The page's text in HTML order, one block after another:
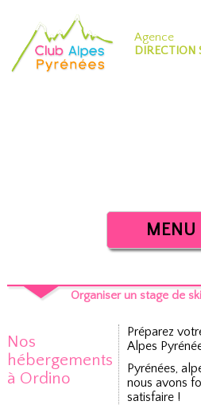
Agence
DIRECTION
MENU
Organiser un stage de
Nos
hébergements
à Ordino
Préparez
Alpes
Pyrénées,
nous avons
satisfaire !